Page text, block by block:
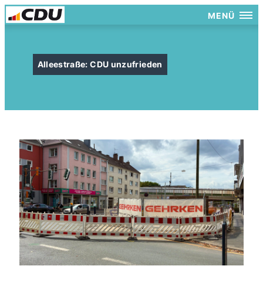
MENÜ
Alleestraße: CDU unzufrieden